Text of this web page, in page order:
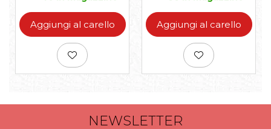
Aggiungi al carello Aggiungi al carello
NEWSLETTER